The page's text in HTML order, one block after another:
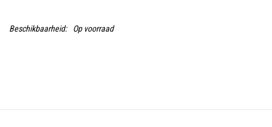
Beschikbaarheid: Op voorraad